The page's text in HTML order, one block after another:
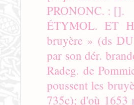
PRONONC. : [].
ÉTYMOL. ET
bruyère » (ds
par son dér.
Radeg. de
poussent les
735c); d'où 1653